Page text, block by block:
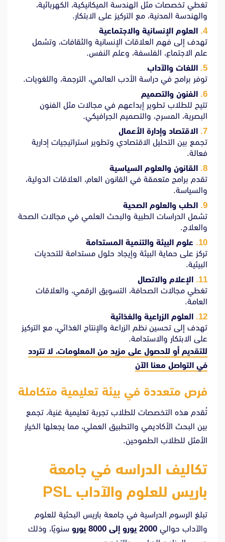
تغطي تخصصات مثل الهندسة الميكانيكية، الكهربائية،
والهندسة المدنية، مع التركيز على الابتكار.
العلوم الإنسانية والاجتماعية
تهدف إلى فهم العلاقات الإنسانية والثقافات، وتشمل
علم الاجتماع، الفلسفة، وعلم النفس.
اللغات والآداب
توفر برامج في دراسة الأدب العالمي، الترجمة، واللغويات.
الفنون والتصميم
تتيح للطلاب تطوير إبداعهم في مجالات مثل الفنون
البصرية، المسرح، والتصميم الجرافيكي.
الاقتصاد وإدارة الأعمال
تجمع بين التحليل الاقتصادي وتطوير استراتيجيات إدارية
فعالة.
القانون والعلوم السياسية
تقدم برامج متعمقة في القانون العام، العلاقات الدولية،
والسياسة.
الطب والعلوم الصحية
تشمل الدراسات الطبية والبحث العلمي في مجالات الصحة
والعلاج.
علوم البيئة والتنمية المستدامة
تركز على حماية البيئة وإيجاد حلول مستدامة للتحديات
البيئية.
الإعلام والاتصال
تغطي مجالات الصحافة، التسويق الرقمي، والعلاقات
العامة.
العلوم الزراعية والغذائية
تهدف إلى تحسين نظم الزراعة والإنتاج الغذائي، مع التركيز
على الابتكار والاستدامة.
للتقديم أو للحصول على مزيد من المعلومات، لا تتردد
في التواصل معنا الآن
فرص متعددة في بيئة تعليمية متكاملة
تُقدم هذه التخصصات للطلاب تجربة تعليمية غنية، تجمع
بين البحث الأكاديمي والتطبيق العملي، مما يجعلها الخيار
الأمثل للطلاب الطموحين.
تكاليف الدراسه في جامعة
باريس للعلوم والآداب PSL
تبلغ الرسوم الدراسية في جامعة باريس البحثية للعلوم
والآداب حوالي 2000 يورو إلى 8000 يورو
سنويًا، وذلك